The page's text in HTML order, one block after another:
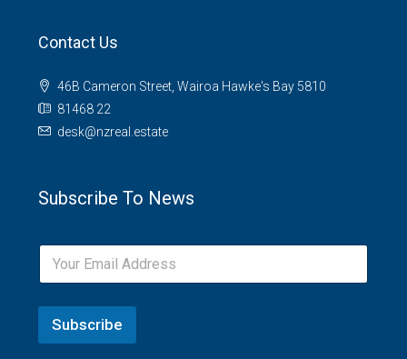
Contact Us
46B Cameron Street, Wairoa Hawke's Bay 5810
81468 22
desk@nzreal.estate
Subscribe To News
Subscribe